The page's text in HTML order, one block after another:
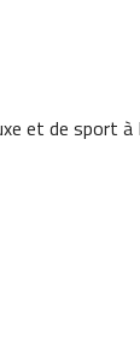
et de sport